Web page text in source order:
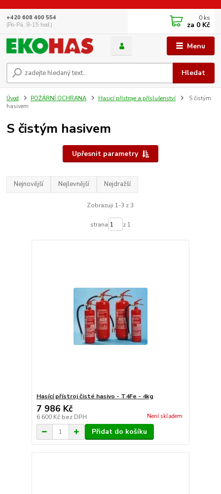
Menu
Hledat
+420 608 400 554
(Po-Pá, 8-15 hod.)
0 ks
za 0 Kč
Úvod POŽÁRNÍ OCHRANA Hasicí přístroje a příslušenství
S čistým
hasivem
S čistým hasivem
Upřesnit parametry
Nejnovější Nejlevnější Nejdražší
Zobrazuji 1-3 z 3
strana z 1
Hasící přístroj čisté hasivo - T4Fe - 4kg
7 986 Kč
6 600 Kč bez DPH Není skladem
Přidat do košíku